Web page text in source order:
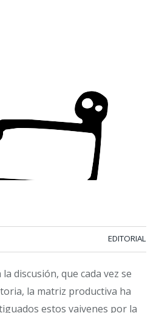
EDITORIAL
discusión, que cada vez se
la matriz productiva ha
estos vaivenes por la